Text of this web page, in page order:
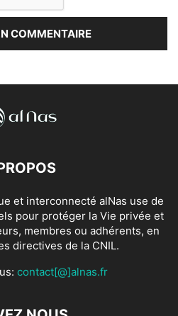
et interconnecté alNas use de
pour protéger la Vie privée et
membres ou adhérents, en
directives de la CNIL.
contact[@]alnas.fr